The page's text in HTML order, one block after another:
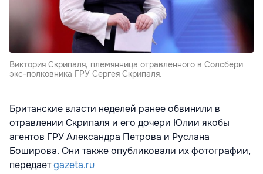
Виктория Скрипаля, племянница отравленного в Солсбери
экс-полковника ГРУ Сергея Скрипаля.
Британские власти неделей ранее обвинили в
отравлении Скрипаля и его дочери Юлии якобы
агентов ГРУ Александра Петрова и Руслана
Боширова. Они также опубликовали их фотографии,
передаетgazeta.ru